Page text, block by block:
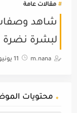
مقالات عامة
شاهد وصفات
لبشرة
m.nana 11 يونيو 2022
محتويات